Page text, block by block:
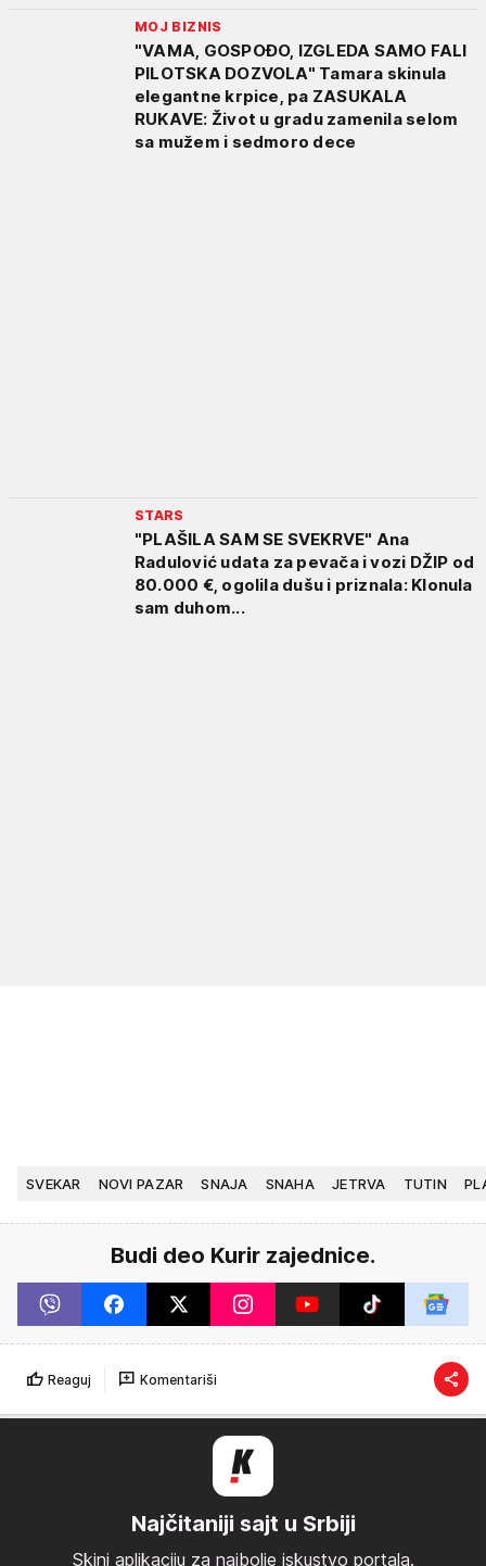
MOJ BIZNIS
"VAMA, GOSPOĐO, IZGLEDA SAMO FALI
PILOTSKA DOZVOLA" Tamara skinula
elegantne krpice, pa ZASUKALA
RUKAVE: Život u gradu zamenila selom
sa mužem i sedmoro dece
STARS
"PLAŠILA SAM SE SVEKRVE" Ana
Radulović udata za pevača i vozi DŽIP od
80.000 €, ogolila dušu i priznala: Klonula
sam duhom...
SVEKAR NOVI PAZAR SNAJA SNAHA JETRVA TUTIN
Budi deo Kurir zajednice.
Reaguj Komentariši
Najčitaniji sajt u Srbiji
Skini aplikaciju za najbolje iskustvo portala.